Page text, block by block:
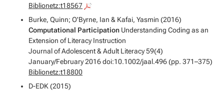
Biblionetz:t18567
Burke, Quinn; O'Byrne, Ian & Kafai, Yasmin (2016)
Computational Participation Understanding Coding as an
Extension of Literacy Instruction
Journal of Adolescent & Adult Literacy 59(4)
January/February 2016 doi:10.1002/jaal.496 (pp. 371–375)
Biblionetz:t18800
D-EDK (2015)